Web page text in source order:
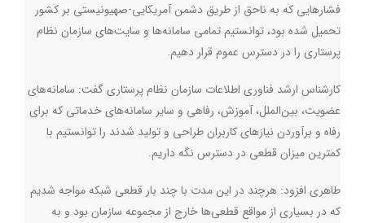
فشارهایی که به ناحق از طریق دشمن آمریکایی-صهیونیستی بر کشور
تحمیل شده بود، توانستیم تمامی سامانه‌ها و سایت‌های سازمان نظام
پرستاری را در دسترس عموم قرار دهیم.
کارشناس ارشد فناوری اطلاعات سازمان نظام پرستاری گفت: سامانه‌های
عضویت، بین‌الملل، آموزش، رفاهی و سایر سامانه‌های خدماتی که برای
رفاه و برآوردن نیازهای کاربران طراحی و تولید شدند را توانستیم با
کمترین میزان قطعی در دسترس نگه داریم.
طاهری افزود: هرچند در این مدت با چند بار قطعی شبکه مواجه شدیم
که در بسیاری از مواقع قطعی‌ها خارج از مجموعه سازمان بود و به